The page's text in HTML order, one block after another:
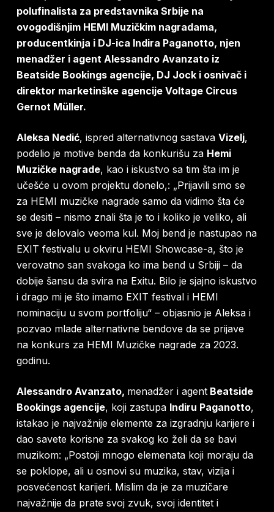
polufinalista za predstavnika Srbije na
ovogodišnjim HEMI Muzičkim nagradama,
producentkinja i DJ-ica Indira Paganotto, njen
menadžer i agent Alessandro Avanzato iz
Beatside Bookings agencije, DJ Jock i osnivač i
direktor marketinške agencije Voltage Circus
Gernot Müller.
Aleksa Nedić, ispred alternativnog sastava Vizelj,
podelio je motive benda da konkurišu za Hemi
Muzičke nagrade, kao i iskustvo sa tim šta im je
učešće u ovom projektu donelo,: „Prijavili smo se
za HEMI muzičke nagrade samo da vidimo šta će
se desiti – nismo znali šta je to i koliko je veliko, ali
sve je delovalo veoma kul. Moj bend je nastupao na
EXIT festivalu u okviru HEMI Showcase-a, što je
verovatno san svakoga ko ima bend u Srbiji – da
dobije šansu da svira na Exitu. Bilo je sjajno iskustvo
i drago mi je što imamo EXIT festival i HEMI
nominaciju u svom portfoliju“ – objasnio je Aleksa i
pozvao mlade alternativne bendove da se prijave
na konkurs za HEMI Muzičke nagrade za 2023.
godinu.
Alessandro Avanzato, menadžer i agentBeatside
Bookings agencije, koji zastupa Indiru Paganotto,
istakao je najvažnije elemente za izgradnju karijere i
dao savete korisne za svakog ko želi da se bavi
muzikom: „Postoji mnogo elemenata koji moraju da
se poklope, ali u osnovi su muzika, stav, vizija i
posvećenost karijeri. Mislim da je za muzičare
najvažnije da prate svoj zvuk, svoj identitet i